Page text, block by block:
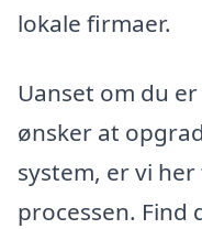
lokale firmaer.
Uanset om du
ønsker at
system, er vi
processen. Find